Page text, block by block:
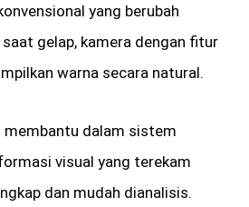
yang berubah
gelap, kamera dengan fitur
warna secara natural.
membantu dalam sistem
visual yang terekam
dan mudah dianalisis.